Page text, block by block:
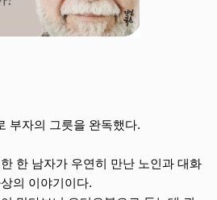
부자의 그릇을 완독했다.
한 남자가 우연히 만난 노인과 대화
의 이야기이다.